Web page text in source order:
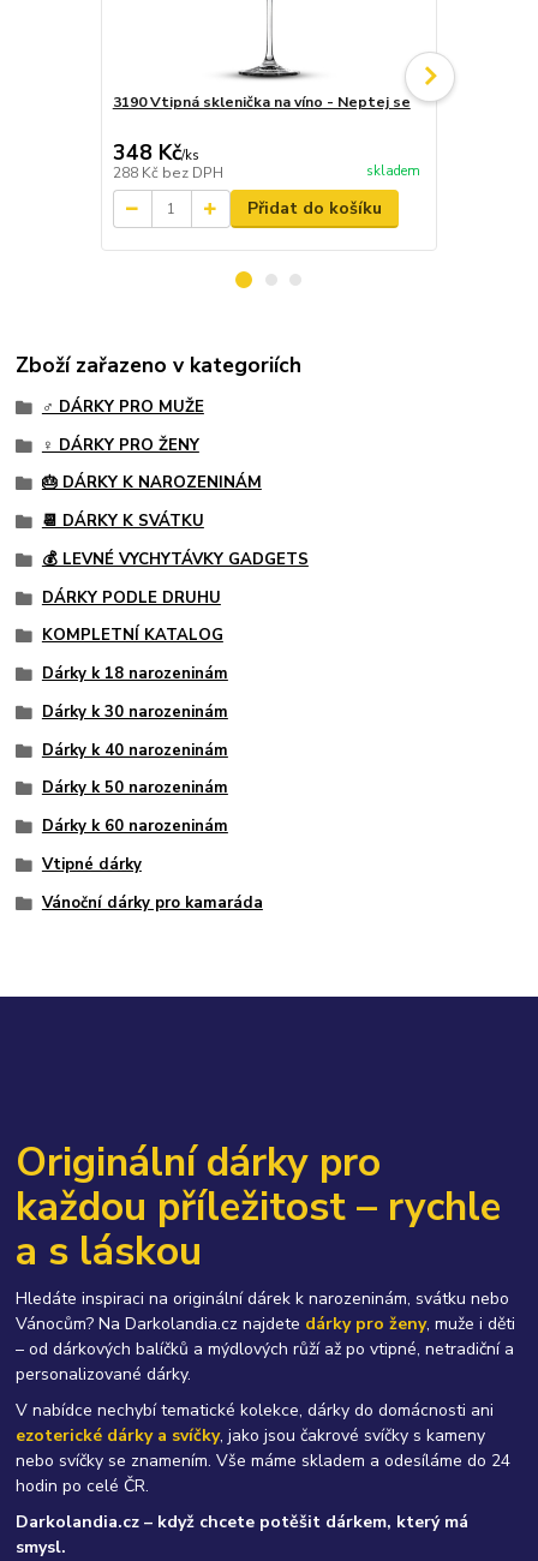
3190 Vtipná sklenička na víno - Neptej se
348 Kč/ks
288 Kč bez DPH skladem
Přidat do košíku
Zboží zařazeno v kategoriích
♂️ DÁRKY PRO MUŽE
♀️ DÁRKY PRO ŽENY
🎂 DÁRKY K NAROZENINÁM
📆 DÁRKY K SVÁTKU
💰 LEVNÉ VYCHYTÁVKY GADGETS
DÁRKY PODLE DRUHU
KOMPLETNÍ KATALOG
Dárky k 18 narozeninám
Dárky k 30 narozeninám
Dárky k 40 narozeninám
Dárky k 50 narozeninám
Dárky k 60 narozeninám
Vtipné dárky
Vánoční dárky pro kamaráda
Originální dárky pro
každou příležitost – rychle
a s láskou
Hledáte inspiraci na originální dárek k narozeninám, svátku nebo
Vánocům? Na Darkolandia.cz najdete dárky pro ženy, muže i děti
– od dárkových balíčků a mýdlových růží až po vtipné, netradiční a
personalizované dárky.
V nabídce nechybí tematické kolekce, dárky do domácnosti ani
ezoterické dárky a svíčky, jako jsou čakrové svíčky s kameny
nebo svíčky se znamením. Vše máme skladem a odesíláme do 24
hodin po celé ČR.
Darkolandia.cz – když chcete potěšit dárkem, který má
smysl.